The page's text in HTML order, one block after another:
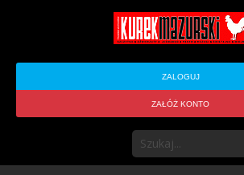
ZALOGUJ
ZAŁÓŻ KONTO